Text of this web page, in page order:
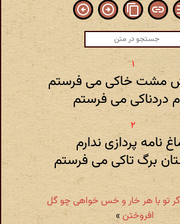
مشت خاکی می فرستم
دردناکی می فرستم
نامه پردازی ندارم
برگ تاکی می فرستم
۶۱۷: گر تو با هر خار و خس خواهی چو گل
افروختن»